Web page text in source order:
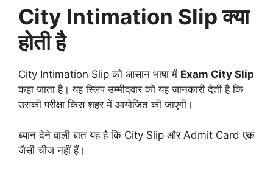
City Intimation Slip क्या
होती है
City Intimation Slip को आसान भाषा में Exam City Slip
कहा जाता है। यह स्लिप उम्मीदवार को यह जानकारी देती है कि
उसकी परीक्षा किस शहर में आयोजित की जाएगी।
ध्यान देने वाली बात यह है कि City Slip और Admit Card एक
जैसी चीज नहीं हैं।